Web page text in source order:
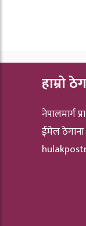
हाम्रो
नेपालमार्ग
ईमेल